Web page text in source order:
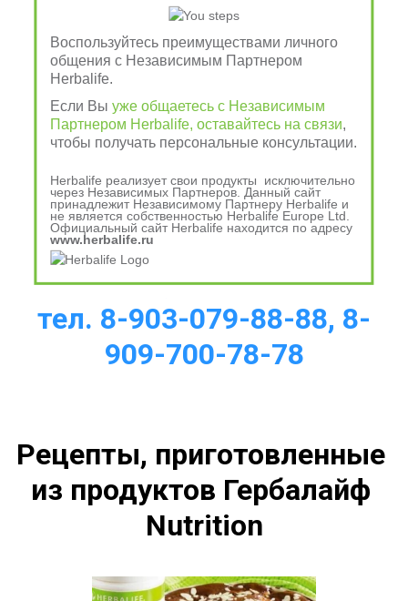
- для поддержания здорового
функционирования пищеварительной системы,
выведение отходов и токсинов
здоровья сердца, помогают избавиться от лишнего
веса и стресса
Чтобы узнать больше о
продукции Herbalife
Nutrition, позвоните по
тел. 8-903-079-88-88, 8-
909-700-78-78
Рецепты, приготовленные
из продуктов Гербалайф
Nutrition
Воспользуйтесь преимуществами личного
общения с Независимым Партнером
Herbalife.
Если Выуже общаетесь с Независимым
Партнером Herbalife, оставайтесь на связи,
чтобы получать персональные консультации.
Herbalife реализует свои продукты исключительно
через Независимых Партнеров. Данный сайт
принадлежит Независимому Партнеру Herbalife и
не является собственностью Herbalife Europe Ltd.
Официальный сайт Herbalife находится по адресу
www.herbalife.ru